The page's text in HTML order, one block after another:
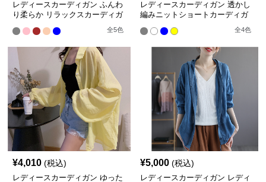
レディースカーディガン ふんわ
り柔らか リラックスカーディガ
全5色
レディースカーディガン 透かし
編みニットショートカーディガ
全4色
¥4,010 (税込)
レディースカーディガン ゆった
¥5,000 (税込)
レディースカーディガン レディ